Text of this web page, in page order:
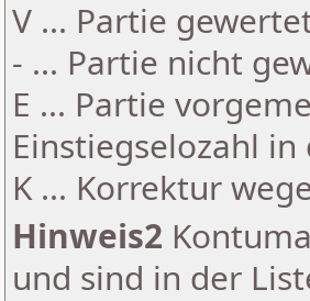
V ... Partie
- ... Partie nicht
E ... Partie
Einstiegselozahl
K ... Korrektur
Hinweis2
und sind in der